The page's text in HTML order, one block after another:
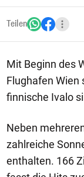
Teilen
Mit Beginn des
Flughafen Wien
finnische Ivalo
Neben
zahlreiche
enthalten. 166